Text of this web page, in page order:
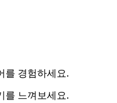
를 경험하세요.
를 느껴보세요.